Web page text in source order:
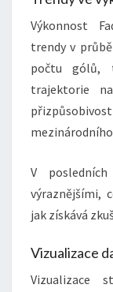
Výkonnost
trendy v
počtu gólů,
trajektorie
V
výraznějšími,
jak získává
Vizualizace
Vizualizace